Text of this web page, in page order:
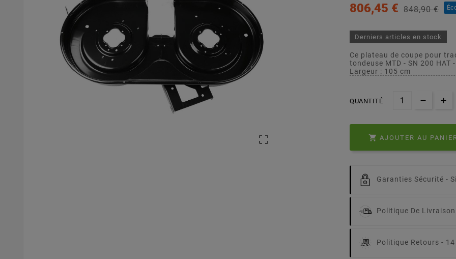

806,45 € 848,90 €
Derniers articles en stock
Ce plateau de coupe pour
tondeuse MTD - SN 200 HAT
Largeur : 105 cm
QUANTITÉ
 AJOUTER AU
Garanties Sécurité -
Politique De Livraison
Politique Retours -